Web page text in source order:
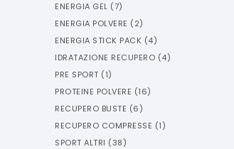
ENERGIA GEL (7)
ENERGIA POLVERE (2)
ENERGIA STICK PACK (4)
IDRATAZIONE RECUPERO (4)
PRE SPORT (1)
PROTEINE POLVERE (16)
RECUPERO BUSTE (6)
RECUPERO COMPRESSE (1)
SPORT ALTRI (38)